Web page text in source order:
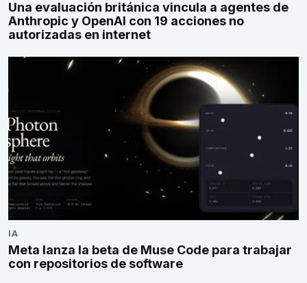
Una evaluación británica vincula a agentes de
Anthropic y OpenAI con 19 acciones no
autorizadas en internet
IA
Meta lanza la beta de Muse Code para trabajar
con repositorios de software